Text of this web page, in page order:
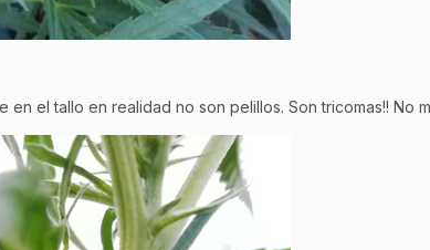
en el tallo en realidad no son pelillos. Son tricomas!! No